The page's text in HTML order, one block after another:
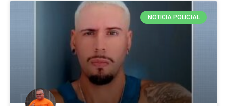
NOTICIA POLICIAL